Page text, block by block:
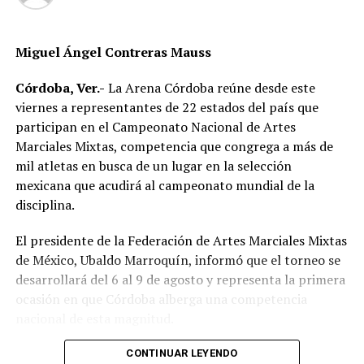
Adquisiciones, Arrendamientos y Servicios del Sector
cancelación del procedimiento de contratación.
Además, el documento recuerda que el artículo 134
constitucional obliga a las autoridades a ejercer los
recursos públicos con eficiencia, transparencia y
honradez, priorizando el interés general.
Con la cancelación, la instalación de las casetas —
considerada por sectores empresariales como el primer
queda suspendida de manera indefinida.
Los licitantes fueron notificados a través de la
plataforma oficial, donde la circular fue publicada para
El comunicado fue firmado por Diego Flores Sánchez,
Miguel Ángel Contreras Mauss
Córdoba, Ver.- La Arena Córdoba reúne desde este
viernes a representantes de 22 estados del país que
participan en el Campeonato Nacional de Artes
Marciales Mixtas, competencia que congrega a más de
mil atletas en busca de un lugar en la selección
mexicana que acudirá al campeonato mundial de la
disciplina.
El presidente de la Federación de Artes Marciales Mixtas
de México, Ubaldo Marroquín, informó que el torneo se
desarrollará del 6 al 9 de agosto y representa la primera
ocasión en que Córdoba alberga una competencia
CONTINUAR LEYENDO